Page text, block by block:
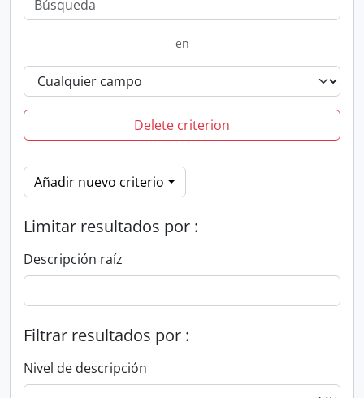
en
Delete criterion
Añadir nuevo criterio
Limitar resultados por :
Descripción raíz
Filtrar resultados por :
Nivel de descripción